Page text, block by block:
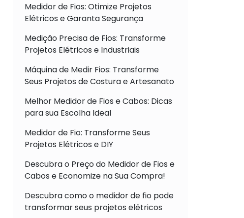
Medidor de Fios: Otimize Projetos
Elétricos e Garanta Segurança
Medição Precisa de Fios: Transforme
Projetos Elétricos e Industriais
Máquina de Medir Fios: Transforme
Seus Projetos de Costura e Artesanato
Melhor Medidor de Fios e Cabos: Dicas
para sua Escolha Ideal
Medidor de Fio: Transforme Seus
Projetos Elétricos e DIY
Descubra o Preço do Medidor de Fios e
Cabos e Economize na Sua Compra!
Descubra como o medidor de fio pode
transformar seus projetos elétricos